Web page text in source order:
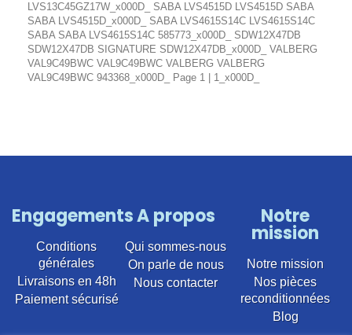
LVS13C45GZ17W_x000D_ SABA LVS4515D LVS4515D SABA
SABA LVS4515D_x000D_ SABA LVS4615S14C LVS4615S14C
SABA SABA LVS4615S14C 585773_x000D_ SDW12X47DB
SDW12X47DB SIGNATURE SDW12X47DB_x000D_ VALBERG
VAL9C49BWC VAL9C49BWC VALBERG VALBERG
VAL9C49BWC 943368_x000D_ Page 1 | 1_x000D_
Engagements
Conditions
générales
Livraisons en 48h
Paiement sécurisé
A propos
Qui sommes-nous
On parle de nous
Nous contacter
Notre
mission
Notre mission
Nos pièces
reconditionnées
Blog